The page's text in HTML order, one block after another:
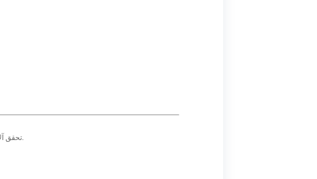
تحقق آلات القطع المدارية أداءً خاليًا من النتوءات من خلال مزيج من الدقة الميكانيكية والحركة المتحكم فيها وهندسة القطع المُحسّنة.